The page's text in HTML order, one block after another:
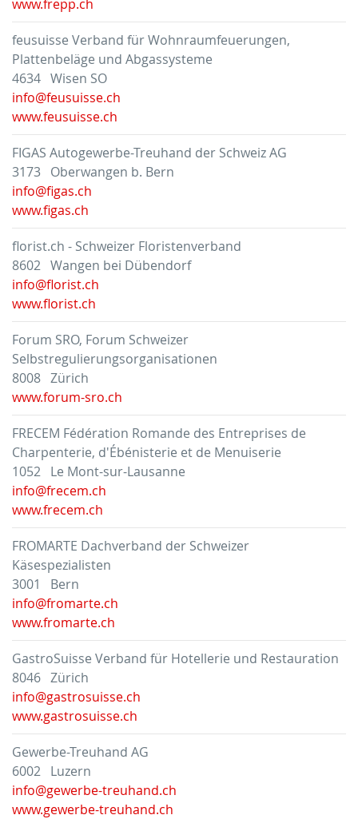
www.frepp.ch
feusuisse Verband für Wohnraumfeuerungen,
Plattenbeläge und Abgassysteme
4634 Wisen SO
info@feusuisse.ch
www.feusuisse.ch
FIGAS Autogewerbe-Treuhand der Schweiz AG
3173 Oberwangen b. Bern
info@figas.ch
www.figas.ch
florist.ch - Schweizer Floristenverband
8602 Wangen bei Dübendorf
info@florist.ch
www.florist.ch
Forum SRO, Forum Schweizer
Selbstregulierungsorganisationen
8008 Zürich
www.forum-sro.ch
FRECEM Fédération Romande des Entreprises de
Charpenterie, d'Ébénisterie et de Menuiserie
1052 Le Mont-sur-Lausanne
info@frecem.ch
www.frecem.ch
FROMARTE Dachverband der Schweizer
Käsespezialisten
3001 Bern
info@fromarte.ch
www.fromarte.ch
GastroSuisse Verband für Hotellerie und Restauration
8046 Zürich
info@gastrosuisse.ch
www.gastrosuisse.ch
Gewerbe-Treuhand AG
6002 Luzern
info@gewerbe-treuhand.ch
www.gewerbe-treuhand.ch